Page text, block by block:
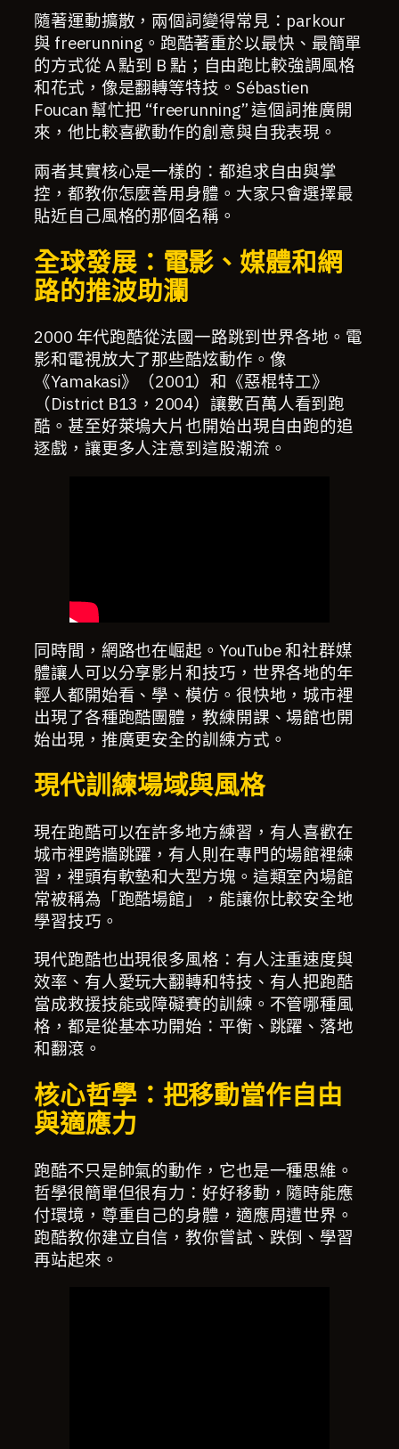
隨著運動擴散，兩個詞變得常見：parkour
與 freerunning。跑酷著重於以最快、最簡單
的方式從 A 點到 B 點；自由跑比較強調風格
和花式，像是翻轉等特技。Sébastien
Foucan 幫忙把 “freerunning” 這個詞推廣開
來，他比較喜歡動作的創意與自我表現。
兩者其實核心是一樣的：都追求自由與掌
控，都教你怎麼善用身體。大家只會選擇最
貼近自己風格的那個名稱。
全球發展：電影、媒體和網
路的推波助瀾
2000 年代跑酷從法國一路跳到世界各地。電
影和電視放大了那些酷炫動作。像
《Yamakasi》（2001）和《惡棍特工》
（District B13，2004）讓數百萬人看到跑
酷。甚至好萊塢大片也開始出現自由跑的追
逐戲，讓更多人注意到這股潮流。
同時間，網路也在崛起。YouTube 和社群媒
體讓人可以分享影片和技巧，世界各地的年
輕人都開始看、學、模仿。很快地，城市裡
出現了各種跑酷團體，教練開課、場館也開
始出現，推廣更安全的訓練方式。
現代訓練場域與風格
現在跑酷可以在許多地方練習，有人喜歡在
城市裡跨牆跳躍，有人則在專門的場館裡練
習，裡頭有軟墊和大型方塊。這類室內場館
常被稱為「跑酷場館」，能讓你比較安全地
學習技巧。
現代跑酷也出現很多風格：有人注重速度與
效率、有人愛玩大翻轉和特技、有人把跑酷
當成救援技能或障礙賽的訓練。不管哪種風
格，都是從基本功開始：平衡、跳躍、落地
和翻滾。
核心哲學：把移動當作自由
與適應力
跑酷不只是帥氣的動作，它也是一種思維。
哲學很簡單但很有力：好好移動，隨時能應
付環境，尊重自己的身體，適應周遭世界。
跑酷教你建立自信，教你嘗試、跌倒、學習
再站起來。